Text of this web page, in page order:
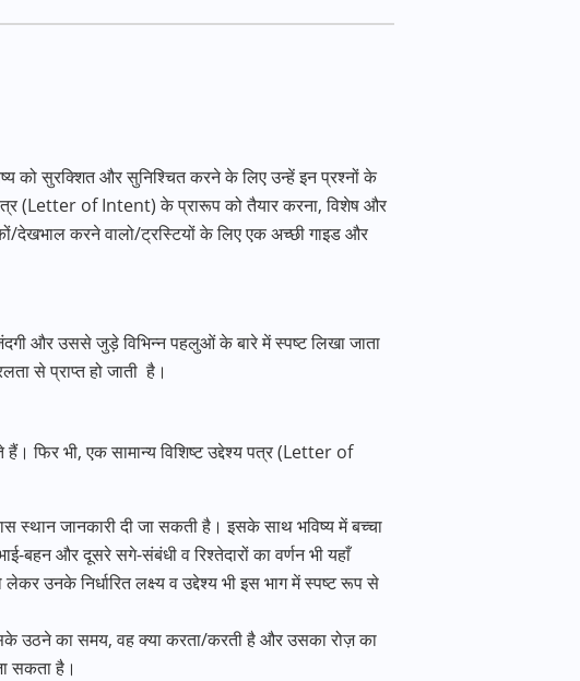
को सुरक्शित और सुनिश्चित करने के लिए उन्हें इन प्रश्नों के
पत्र (Letter of Intent) के प्रारूप को तैयार करना, विशेष और
देखभाल करने वालो/ट्रस्टियों के लिए एक अच्छी गाइड और
और उससे जुड़े विभिन्न पहलुओं के बारे में स्पष्ट लिखा जाता
से प्राप्त हो जाती है।
फिर भी, एक सामान्य विशिष्ट उद्देश्य पत्र (Letter of
जानकारी दी जा सकती है। इसके साथ भविष्य में बच्चा
बहन और दूसरे सगे-संबंधी व रिश्तेदारों का वर्णन भी यहाँ
उनके निर्धारित लक्ष्य व उद्देश्य भी इस भाग में स्पष्ट रूप से
उठने का समय, वह क्या करता/करती है और उसका रोज़ का
सकता है।